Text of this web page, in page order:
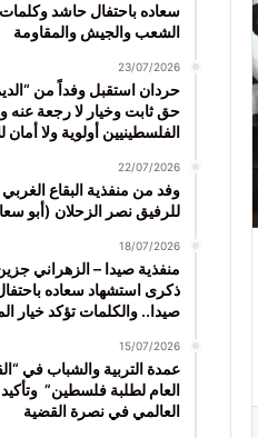
سعاده باحتفال حاشد وكلمات
الشعب والجيش والمقاومة
23/07/2026
حردان استقبل وفداً من
حق ثابت وخيار لا رجعة عنه
الفلسطينيين أولوية ولا أمان
22/07/2026
وفد من منفذية البقاع
للرفيق نصر الزحلان (أبو
18/07/2026
منفذية صيدا – الزهراني
ذكرى استشهاد سعاده
صيدا.. والكلمات تؤكد خيار
15/07/2026
عمدة التربية والشباب في
العام لطلبة فلسطين”
العالمي في نصرة القضية